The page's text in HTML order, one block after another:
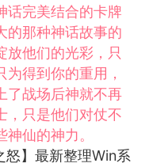
视频
小黑屋
话完美结合的卡牌
的那种神话故事的
放他们的光彩，只
得到你的重用，
了战场后神就不再
，只是他们对仗不
仙的神力。